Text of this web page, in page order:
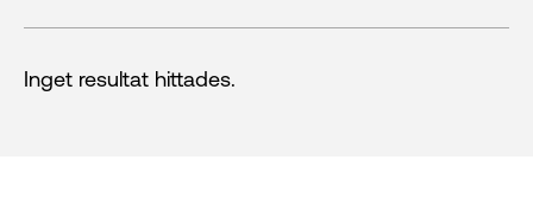
Inget resultat hittades.